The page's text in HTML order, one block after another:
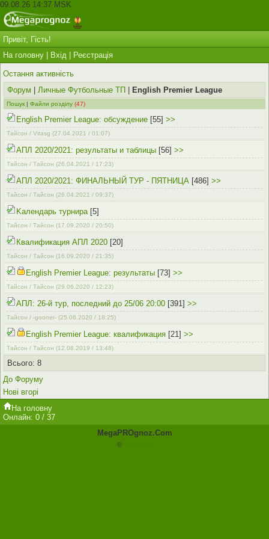
09.08.26 14:37 MSK
Привіт, Гість!
На головну
Вхід Реєстрація
Остання активність
Форум
Личные Футбольные ТП English Premier League
Пошук | Файли розділу (47)
English Premier League: обсуждение [55] >>
Тайсон / Vitasg (27.04.2021 / 01:07)
АПЛ 2020/2021: результаты и таблицы [56] >>
Тайсон / Тайсон (26.04.2021 / 17:23)
АПЛ 2020/2021: ФИНАЛЬНЫЙ ТУР - ПЯТНИЦА [486] >>
Тайсон / Тайсон (26.04.2021 / 09:37)
Kалендарь турнира[5]
Тайсон / Тайсон (17.09.2020 / 20:50)
Квалификация АПЛ 2020 [20]
Тайсон / Тайсон (16.09.2020 / 21:35)
English Premier League: результаты [73] >>
Тайсон / Тайсон (29.06.2020 / 12:23)
АПЛ: 26-й тур, последний до 25/06 20:00 [391] >>
Тайсон / -gooner- (25.06.2020 / 18:25)
English Premier League: квалификация [21] >>
Тайсон / Тайсон (12.08.2019 / 13:48)
Всього: 8
До Форуму
Нові вгорі
На головну
Онлайн: 0 / 37
MegaPROgnoz.Com
©